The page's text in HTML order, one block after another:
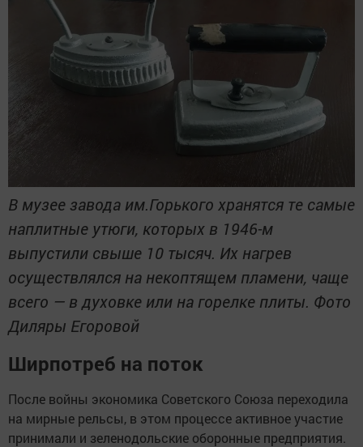
В музее завода им.Горького хранятся те самые
наплитные утюги, которых в 1946-м
выпустили свыше 10 тысяч. Их нагрев
осуществлялся на некоптящем пламени, чаще
всего — в духовке или на горелке плиты. Фото
Диляры Егоровой
Ширпотреб на поток
После войны экономика Советского Союза переходила
на мирные рельсы, в этом процессе активное участие
принимали и зеленодольские оборонные предприятия.